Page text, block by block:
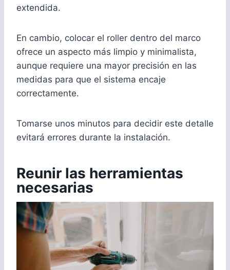
extendida.
En cambio, colocar el roller dentro del marco
ofrece un aspecto más limpio y minimalista,
aunque requiere una mayor precisión en las
medidas para que el sistema encaje
correctamente.
Tomarse unos minutos para decidir este detalle
evitará errores durante la instalación.
Reunir las herramientas
necesarias